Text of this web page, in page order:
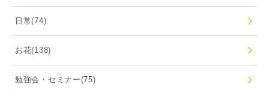
日常(74)
お花(138)
勉強会・セミナー(75)